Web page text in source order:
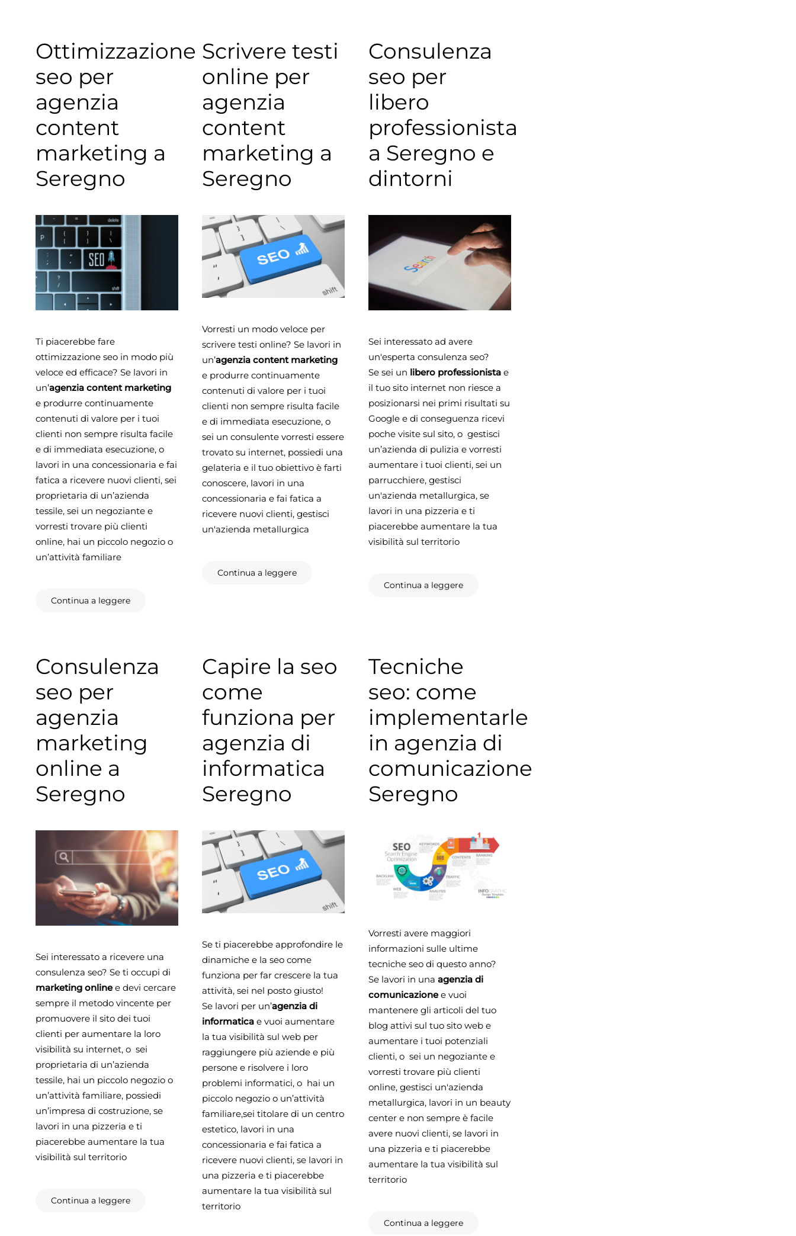
Ottimizzazione
seo per
agenzia
content
marketing a
Seregno
Ti piacerebbe fare
ottimizzazione seo in modo più
veloce ed efficace? Se lavori in
un’agenzia content marketing
e produrre continuamente
contenuti di valore per i tuoi
clienti non sempre risulta facile
e di immediata esecuzione, o
lavori in una concessionaria e fai
fatica a ricevere nuovi clienti, sei
proprietaria di un’azienda
tessile, sei un negoziante e
vorresti trovare più clienti
online, hai un piccolo negozio o
un’attività familiare
Continua a leggere
Scrivere testi
online per
agenzia
content
marketing a
Seregno
Vorresti un modo veloce per
scrivere testi online? Se lavori in
un’agenzia content marketing
e produrre continuamente
contenuti di valore per i tuoi
clienti non sempre risulta facile
e di immediata esecuzione, o
sei un consulente vorresti essere
trovato su internet, possiedi una
gelateria e il tuo obiettivo è farti
conoscere, lavori in una
concessionaria e fai fatica a
ricevere nuovi clienti, gestisci
un'azienda metallurgica
Continua a leggere
Consulenza
seo per
libero
professionista
a Seregno e
dintorni
Sei interessato ad avere
un'esperta consulenza seo?
Se sei un libero professionistae
il tuo sito internet non riesce a
posizionarsi nei primi risultati su
Google e di conseguenza ricevi
poche visite sul sito, o gestisci
un’azienda di pulizia e vorresti
aumentare i tuoi clienti, sei un
parrucchiere, gestisci
un'azienda metallurgica, se
lavori in una pizzeria e ti
piacerebbe aumentare la tua
visibilità sul territorio
Continua a leggere
Consulenza
seo per
agenzia
marketing
online a
Seregno
Sei interessato a ricevere una
consulenza seo? Se ti occupi di
marketing onlinee devi cercare
sempre il metodo vincente per
promuovere il sito dei tuoi
clienti per aumentare la loro
visibilità su internet, o sei
proprietaria di un’azienda
tessile, hai un piccolo negozio o
un’attività familiare, possiedi
un’impresa di costruzione, se
lavori in una pizzeria e ti
piacerebbe aumentare la tua
visibilità sul territorio
Continua a leggere
Capire la seo
come
funziona per
agenzia di
informatica
Seregno
Se ti piacerebbe approfondire le
dinamiche e la seo come
funziona per far crescere la tua
attività, sei nel posto giusto!
Se lavori per un’agenzia di
informaticae vuoi aumentare
la tua visibilità sul web per
raggiungere più aziende e più
persone e risolvere i loro
problemi informatici, o hai un
piccolo negozio o un’attività
familiare,sei titolare di un centro
estetico, lavori in una
concessionaria e fai fatica a
ricevere nuovi clienti, se lavori in
una pizzeria e ti piacerebbe
aumentare la tua visibilità sul
territorio
Tecniche
seo: come
implementarle
in agenzia di
comunicazione
Seregno
Vorresti avere maggiori
informazioni sulle ultime
tecniche seo di questo anno?
Se lavori in una agenzia di
comunicazionee vuoi
mantenere gli articoli del tuo
blog attivi sul tuo sito web e
aumentare i tuoi potenziali
clienti, o sei un negoziante e
vorresti trovare più clienti
online, gestisci un'azienda
metallurgica, lavori in un beauty
center e non sempre è facile
avere nuovi clienti, se lavori in
una pizzeria e ti piacerebbe
aumentare la tua visibilità sul
territorio
Continua a leggere